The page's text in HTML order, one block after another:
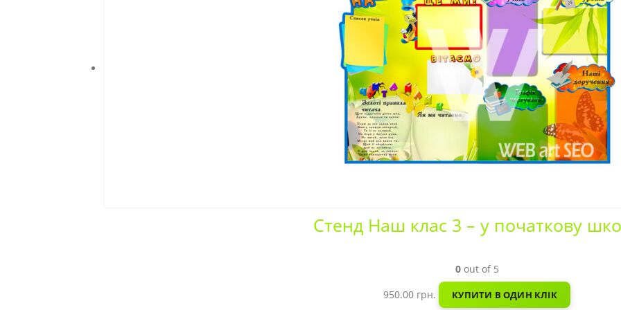
Стенд Наш клас 3 – у початкову
0out of 5
950.00 грн. КУПИТИ В ОДИН КЛІК